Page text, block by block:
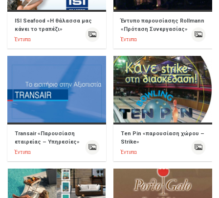
ISI Seafood «Η θάλασσα μας
κάνει το τραπέζι»
Έντυπα
Έντυπο παρουσίασης Rollmann
«Πρόταση Συνεργασίας»
Έντυπα
Transair «Παρουσίαση
εταιρείας – Υπηρεσίες»
Έντυπα
Ten Pin «παρουσίαση χώρου –
Strike»
Έντυπα